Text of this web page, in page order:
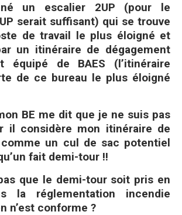
un escalier 2UP (pour le
serait suffisant) qui se trouve
de travail le plus éloigné et
un itinéraire de dégagement
de BAES (l’itinéraire
de ce bureau le plus éloigné
BE me dit que je ne suis pas
il considère mon itinéraire de
un cul de sac potentiel
fait demi-tour !!
que le demi-tour soit pris en
la réglementation incendie
n’est conforme ?